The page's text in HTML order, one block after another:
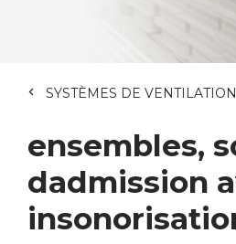
SYSTÈMES DE
ensembles,
dadmission